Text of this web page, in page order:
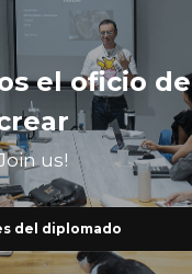
el oficio de
us!
del diplomado